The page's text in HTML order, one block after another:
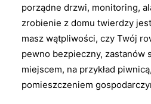
porządne drzwi, monitoring,
zrobienie z domu twierdzy
masz wątpliwości, czy Twój
pewno bezpieczny, zastanów
miejscem, na przykład
pomieszczeniem